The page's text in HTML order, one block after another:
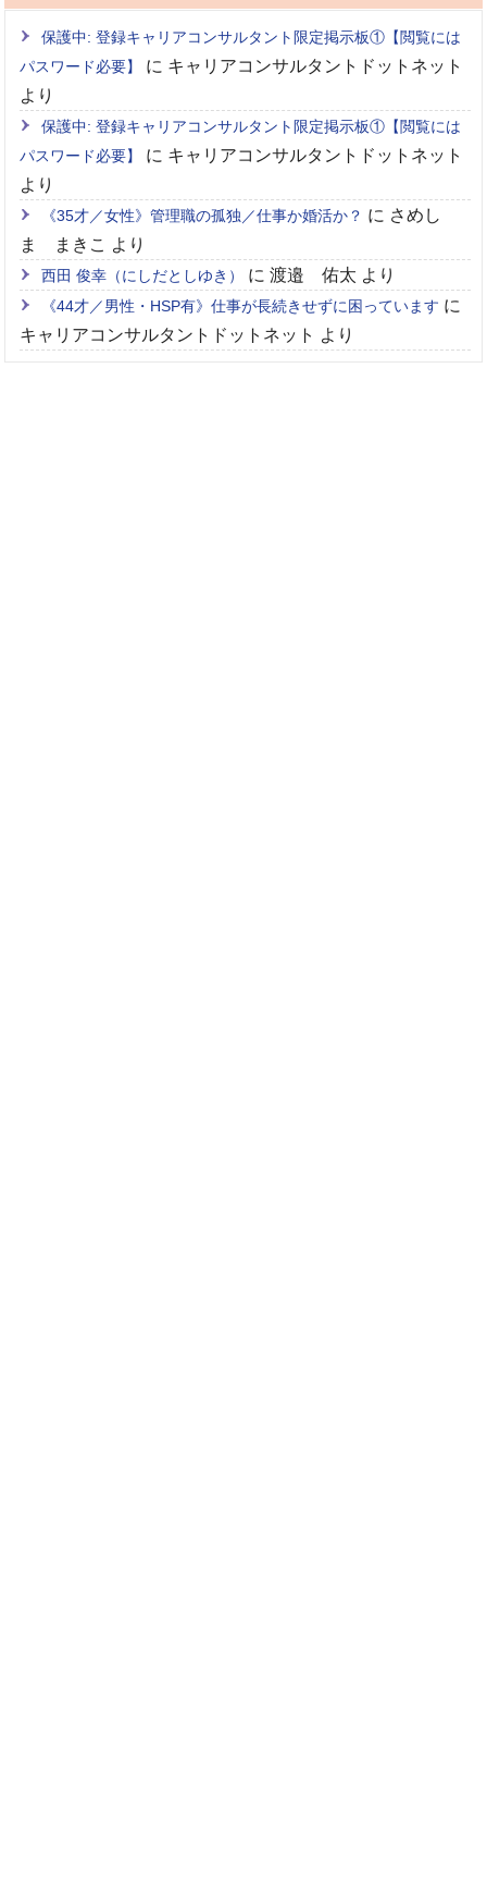
保護中: 登録キャリアコンサルタント限定掲示板①【閲覧には
パスワード必要】
に キャリアコンサルタントドットネット
より
保護中: 登録キャリアコンサルタント限定掲示板①【閲覧には
パスワード必要】
に キャリアコンサルタントドットネット
より
《35才／女性》管理職の孤独／仕事か婚活か？ に さめし
ま まきこ より
西田 俊幸（にしだとしゆき） に渡邉 佑太 より
《44才／男性・HSP有》仕事が長続きせずに困っています に
キャリアコンサルタントドットネット より